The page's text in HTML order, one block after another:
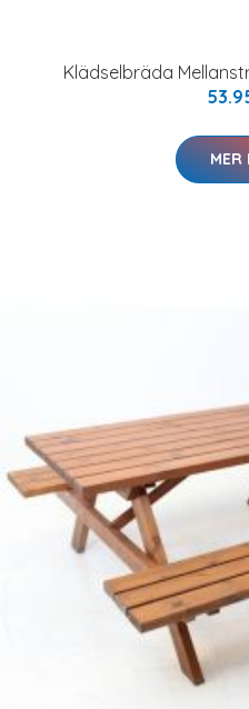
Klädselbräda
MER